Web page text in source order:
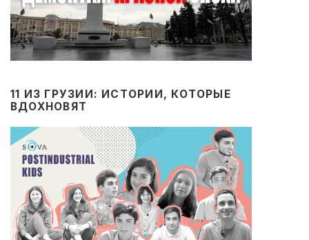
11 ИЗ ГРУЗИИ: ИСТОРИИ, КОТОРЫЕ
ВДОХНОВЯТ